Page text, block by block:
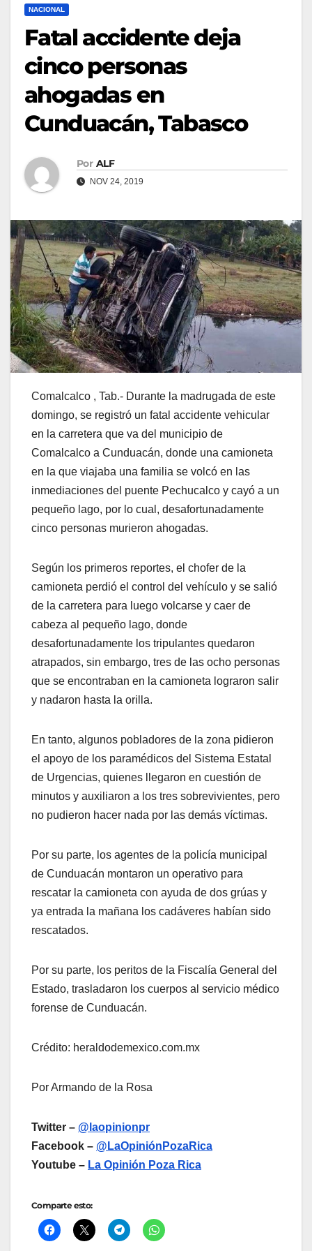
NACIONAL
Fatal accidente deja
cinco personas
ahogadas en
Cunduacán, Tabasco
Por ALF
NOV 24, 2019
Comalcalco , Tab.- Durante la madrugada de este
domingo, se registró un fatal accidente vehicular
en la carretera que va del municipio de
Comalcalco a Cunduacán, donde una camioneta
en la que viajaba una familia se volcó en las
inmediaciones del puente Pechucalco y cayó a un
pequeño lago, por lo cual, desafortunadamente
cinco personas murieron ahogadas.
Según los primeros reportes, el chofer de la
camioneta perdió el control del vehículo y se salió
de la carretera para luego volcarse y caer de
cabeza al pequeño lago, donde
desafortunadamente los tripulantes quedaron
atrapados, sin embargo, tres de las ocho personas
que se encontraban en la camioneta lograron salir
y nadaron hasta la orilla.
En tanto, algunos pobladores de la zona pidieron
el apoyo de los paramédicos del Sistema Estatal
de Urgencias, quienes llegaron en cuestión de
minutos y auxiliaron a los tres sobrevivientes, pero
no pudieron hacer nada por las demás víctimas.
Por su parte, los agentes de la policía municipal
de Cunduacán montaron un operativo para
rescatar la camioneta con ayuda de dos grúas y
ya entrada la mañana los cadáveres habían sido
rescatados.
Por su parte, los peritos de la Fiscalía General del
Estado, trasladaron los cuerpos al servicio médico
forense de Cunduacán.
Crédito: heraldodemexico.com.mx
Por Armando de la Rosa
Twitter – @laopinionpr
Facebook – @LaOpiniónPozaRica
Youtube – La Opinión Poza Rica
Comparte esto: